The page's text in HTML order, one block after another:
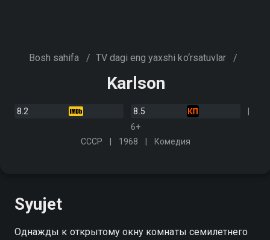
Bosh sahifa / TV dagi eng yaxshi ko‘rsatuvlar /
Karlson
8.2
8.5
6+
СССР
1968 Комедия
Syujet
Однажды к открытому окну комнаты семилетнего